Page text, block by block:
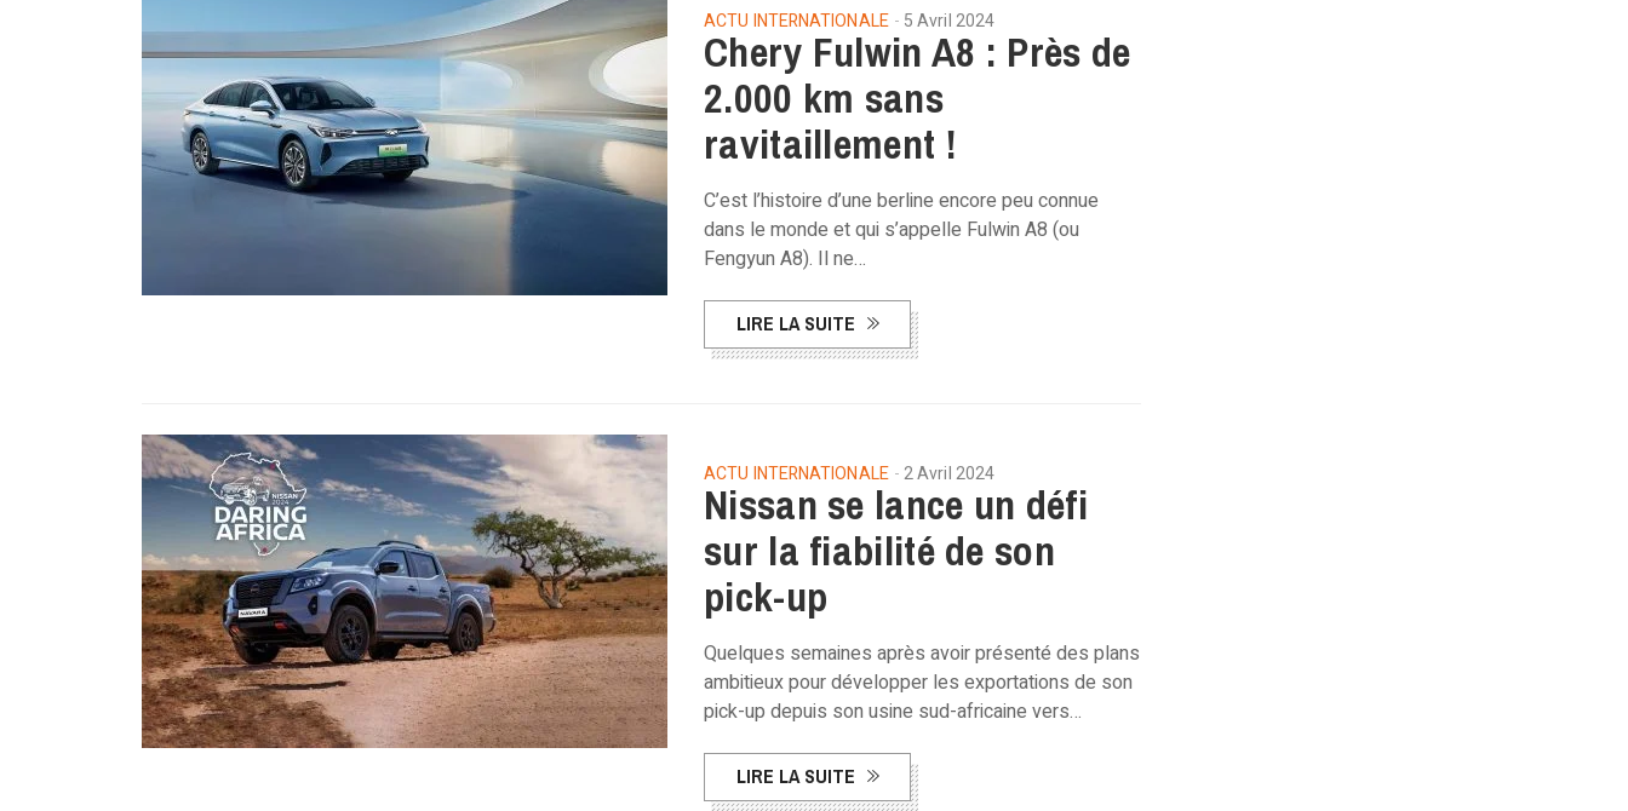
ACTU INTERNATIONALE 5 Avril 2024
Chery Fulwin A8 : Près de
2.000 km sans
ravitaillement !
C’est l’histoire d’une berline encore peu connue
dans le monde et qui s’appelle Fulwin A8 (ou
Fengyun A8). Il ne…
LIRE LA SUITE
ACTU INTERNATIONALE 2 Avril 2024
Nissan se lance un défi
sur la fiabilité de son
pick-up
Quelques semaines après avoir présenté des plans
ambitieux pour développer les exportations de son
pick-up depuis son usine sud-africaine vers…
LIRE LA SUITE